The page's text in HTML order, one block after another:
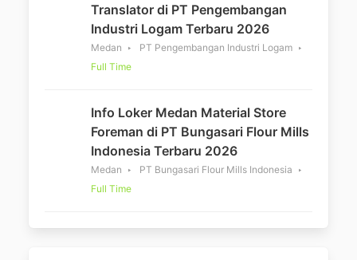
Translator di PT Pengembangan
Industri Logam Terbaru 2026
Medan
PT Pengembangan Industri Logam
Full Time
Info Loker Medan Material Store
Foreman di PT Bungasari Flour Mills
Indonesia Terbaru 2026
Medan
PT Bungasari Flour Mills Indonesia
Full Time